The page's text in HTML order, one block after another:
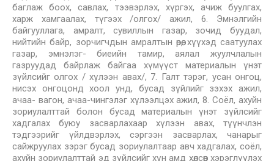
баглаж боох, савлах, тээвэрлэх, хүргэх, ачиж буулгах,
харж хамгаалах, түгээх /олгох/ ажил, 6. Эмнэлгийн
байгууллага, амралт, сувиллын газар, зочид буудал,
нийтийн байр, зорчигчдын амралтын өрөө, хүүхэд саатуулах
газар, эмнэлэг- биеийн тамир, аялал жуулчлалын
газруудад байрлаж байгаа хүмүүст материалын үнэт
зүйлсийг олгох / хүлээн авах/, 7. Галт тэрэг, усан онгоц,
нисэх онгоцонд хоол унд, бусад зүйлийг зэхэх ажил,
ачаа- вагон, ачаа-чингэлэг хүлээлцэх ажил, 8. Соёл, ахуйн
зориулалттай болон бусад материалын үнэт зүйлсийг
хадгалах буюу засварлахаар хүлээн авах, түүнчлэн
тэдгээрийг үйлдвэрлэх, сэргээн засварлах, чанарыг
сайжруулах зэрэг бусад зориулалтаар авч хадгалах, соёл,
ахуйн зориулалттай эд зүйлсийг хүн амд хөлсөөр хэрэглүүлэх